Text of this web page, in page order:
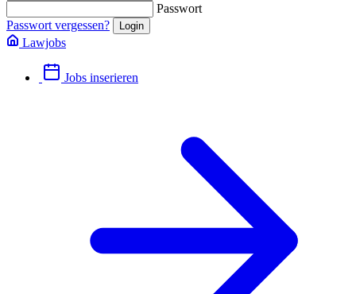
Passwort
Passwort vergessen?
Lawjobs
Jobs inserieren